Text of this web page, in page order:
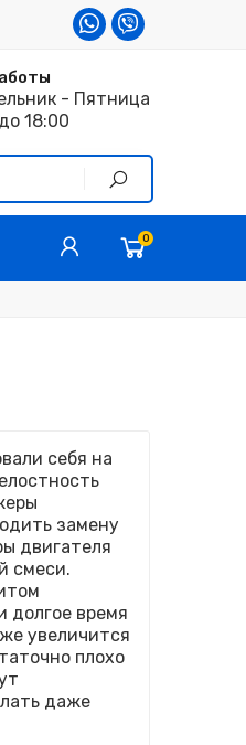
- Пятница
18:00
0
себя на
замену
двигателя
смеси.
долгое время
увеличится
плохо
даже